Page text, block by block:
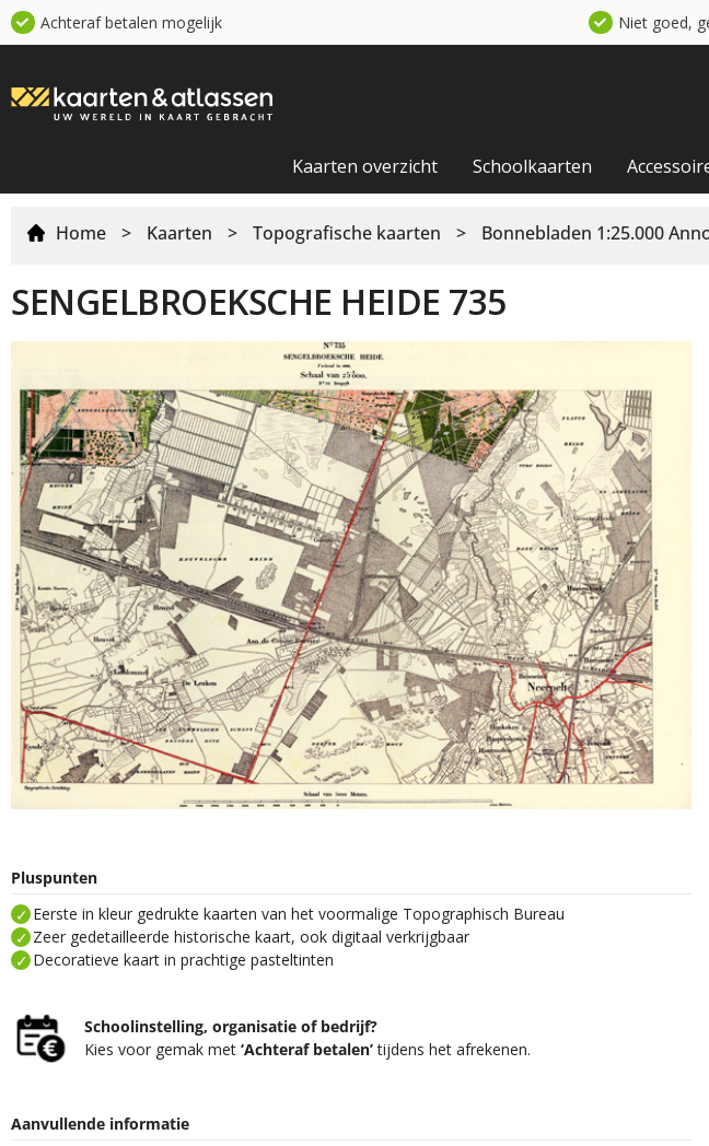
Achteraf betalen mogelijk Niet goed,
Kaarten overzicht Schoolkaarten
Home > Kaarten > Topografische kaarten > Bonnebladen 1:25.000
SENGELBROEKSCHE HEIDE 735
Pluspunten
Eerste in kleur gedrukte kaarten van het voormalige Topographisch Bureau
Zeer gedetailleerde historische kaart, ook digitaal verkrijgbaar
Decoratieve kaart in prachtige pasteltinten
Schoolinstelling, organisatie of bedrijf?
Kies voor gemak met‘Achteraf betalen’tijdens het afrekenen.
Aanvullende informatie